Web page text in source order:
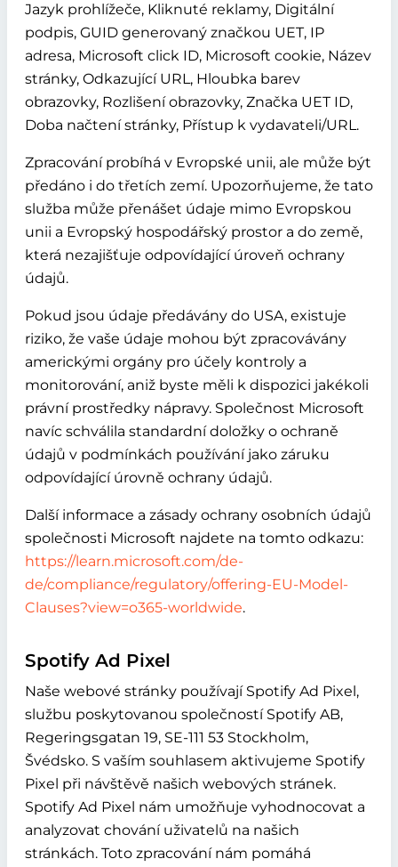
Jazyk prohlížeče, Kliknuté reklamy, Digitální
podpis, GUID generovaný značkou UET, IP
adresa, Microsoft click ID, Microsoft cookie, Název
stránky, Odkazující URL, Hloubka barev
obrazovky, Rozlišení obrazovky, Značka UET ID,
Doba načtení stránky, Přístup k vydavateli/URL.
Zpracování probíhá v Evropské unii, ale může být
předáno i do třetích zemí. Upozorňujeme, že tato
služba může přenášet údaje mimo Evropskou
unii a Evropský hospodářský prostor a do země,
která nezajišťuje odpovídající úroveň ochrany
údajů.
Pokud jsou údaje předávány do USA, existuje
riziko, že vaše údaje mohou být zpracovávány
americkými orgány pro účely kontroly a
monitorování, aniž byste měli k dispozici jakékoli
právní prostředky nápravy. Společnost Microsoft
navíc schválila standardní doložky o ochraně
údajů v podmínkách používání jako záruku
odpovídající úrovně ochrany údajů.
Další informace a zásady ochrany osobních údajů
společnosti Microsoft najdete na tomto odkazu:
https://learn.microsoft.com/de-
de/compliance/regulatory/offering-EU-Model-
Clauses?view=o365-worldwide.
Spotify Ad Pixel
Naše webové stránky používají Spotify Ad Pixel,
službu poskytovanou společností Spotify AB,
Regeringsgatan 19, SE-111 53 Stockholm,
Švédsko. S vaším souhlasem aktivujeme Spotify
Pixel při návštěvě našich webových stránek.
Spotify Ad Pixel nám umožňuje vyhodnocovat a
analyzovat chování uživatelů na našich
stránkách. Toto zpracování nám pomáhá